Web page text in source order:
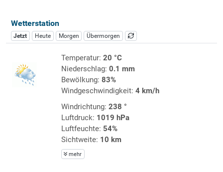
Wetterstation
Jetzt Heute Morgen Übermorgen
Temperatur: 20 °C
Niederschlag: 0.1 mm
Bewölkung: 83%
Windgeschwindigkeit: 4 km/h
Windrichtung: 238 °
Luftdruck: 1019 hPa
Luftfeuchte: 54%
Sichtweite: 10 km
mehr